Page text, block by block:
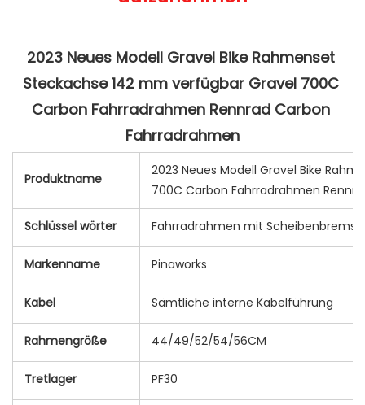
2023 Neues Modell Gravel Bike Rahmenset
Steckachse 142 mm verfügbar Gravel 700C
Carbon Fahrradrahmen Rennrad Carbon
Produktname
2023 Neues Modell Gravel Bike
700C Carbon Fahrradrahmen
Schlüssel wörter Fahrradrahmen mit Scheibenbremse
Markenname Pinaworks
Kabel Sämtliche interne Kabelführung
Rahmengröße 44/49/52/54/56CM
Tretlager PF30